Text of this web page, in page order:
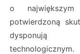
o
potwierdzoną
dysponują
technologicznym.